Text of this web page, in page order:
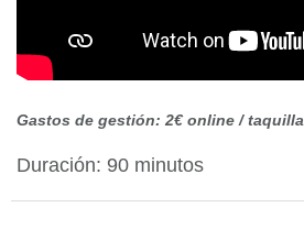
Gastos de gestión: 2€ online / taquilla
Duración: 90 minutos